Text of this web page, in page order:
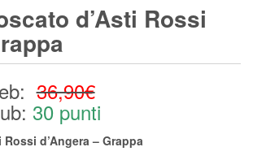
d’Asti Rossi
36,90€
30 punti
d’Angera – Grappa